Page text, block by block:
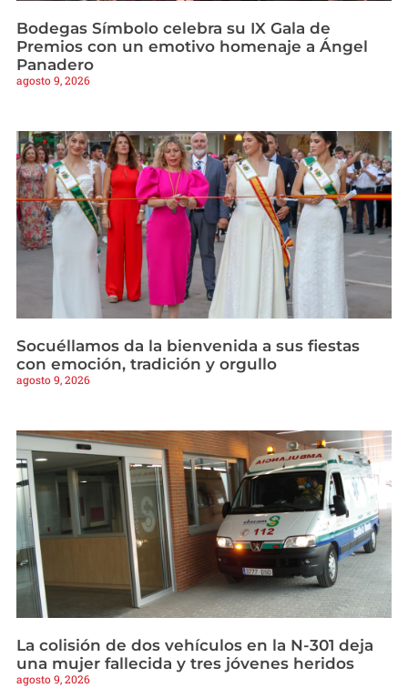
Bodegas Símbolo celebra su IX Gala de
Premios con un emotivo homenaje a Ángel
Panadero
agosto 9, 2026
Socuéllamos da la bienvenida a sus fiestas
con emoción, tradición y orgullo
agosto 9, 2026
La colisión de dos vehículos en la N-301 deja
una mujer fallecida y tres jóvenes heridos
agosto 9, 2026